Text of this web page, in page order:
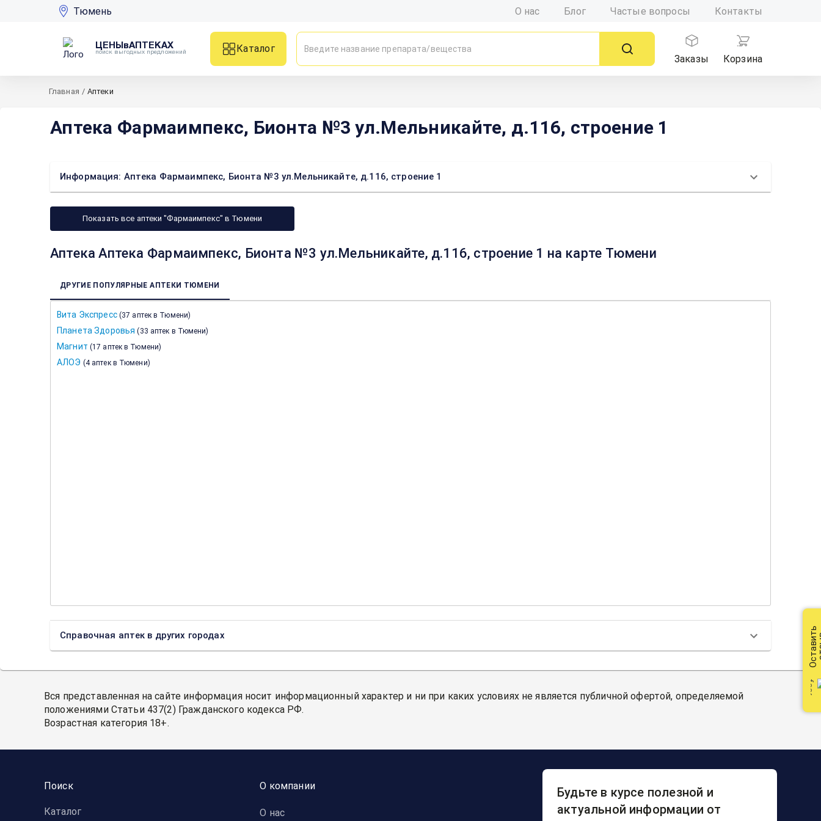
Тюмень О нас Блог Частые вопросы Контакты
ЦЕНЫвАПТЕКАХ
поиск выгодных предложений
Каталог
Заказы
Корзина
Главная / Аптеки
Аптека Фармаимпекс, Бионта №3 ул.Мельникайте, д.116, строение 1
Информация: Аптека Фармаимпекс, Бионта №3 ул.Мельникайте, д.116, строение 1
Показать все аптеки "Фармаимпекс" в Тюмени
Аптека Аптека Фармаимпекс, Бионта №3 ул.Мельникайте, д.116, строение 1 на карте Тюмени
ДРУГИЕ ПОПУЛЯРНЫЕ АПТЕКИ ТЮМЕНИ
Вита Экспресс (37 аптек в Тюмени)
Планета Здоровья ( 33 аптек в Тюмени)
Магнит (17 аптек в Тюмени)
АЛОЭ (4 аптек в Тюмени)
Справочная аптек в других городах
Вся представленная на сайте информация носит информационный характер и ни при каких условиях не является публичной офертой, определяемой
положениями Статьи 437(2) Гражданского кодекса РФ.
Возрастная категория 18+.
Поиск
Каталог
О компании
О нас
Будьте в курсе полезной и
актуальной информации от
Оставить